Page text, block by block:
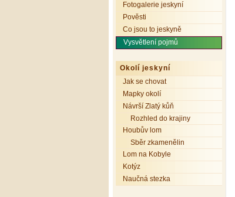
Fotogalerie jeskyní
Pověsti
Co jsou to jeskyně
Vysvětlení pojmů
Okolí jeskyní
Jak se chovat
Mapky okolí
Návrší Zlatý kůň
Rozhled do krajiny
Houbův lom
Sběr zkamenělin
Lom na Kobyle
Kotýz
Naučná stezka